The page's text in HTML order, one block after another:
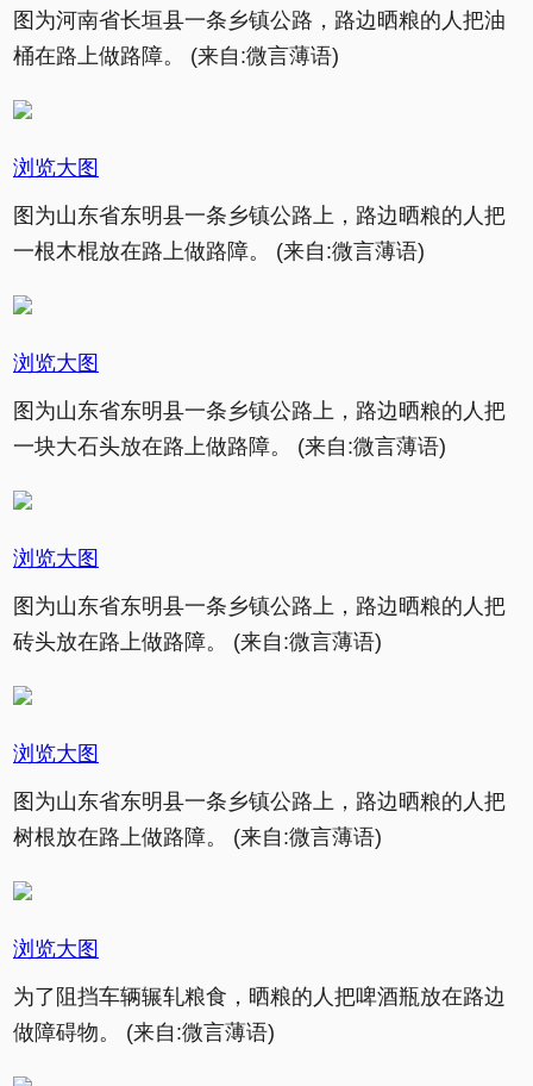
图为河南省长垣县一条乡镇公路，路边晒粮的人把油
桶在路上做路障。 (来自:微言薄语)
浏览大图
图为山东省东明县一条乡镇公路上，路边晒粮的人把
一根木棍放在路上做路障。 (来自:微言薄语)
浏览大图
图为山东省东明县一条乡镇公路上，路边晒粮的人把
一块大石头放在路上做路障。 (来自:微言薄语)
浏览大图
图为山东省东明县一条乡镇公路上，路边晒粮的人把
砖头放在路上做路障。 (来自:微言薄语)
浏览大图
图为山东省东明县一条乡镇公路上，路边晒粮的人把
树根放在路上做路障。 (来自:微言薄语)
浏览大图
为了阻挡车辆辗轧粮食，晒粮的人把啤酒瓶放在路边
做障碍物。 (来自:微言薄语)